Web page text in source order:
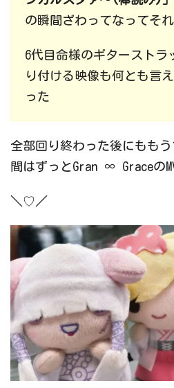
の瞬間ざわってなってそ
6代目命様のギターストラ
り付ける映像も何とも言
った
全部回り終わった後にもも
間はずっとGran ∞ Graceの
＼♡／